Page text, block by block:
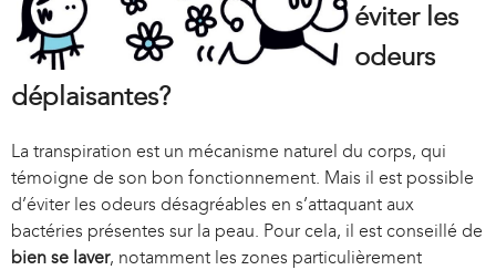
éviter les
odeurs
déplaisantes?
La transpiration est un mécanisme naturel du corps, qui
témoigne de son bon fonctionnement. Mais il est possible
d’éviter les odeurs désagréables en s’attaquant aux
bactéries présentes sur la peau. Pour cela, il est conseillé de
bien se laver, notamment les zones particulièrement